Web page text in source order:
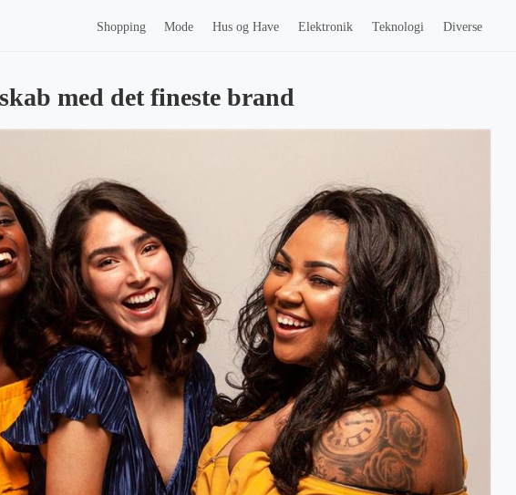
Shopping Mode Hus og Have Elektronik Teknologi Diverse
med det fineste brand